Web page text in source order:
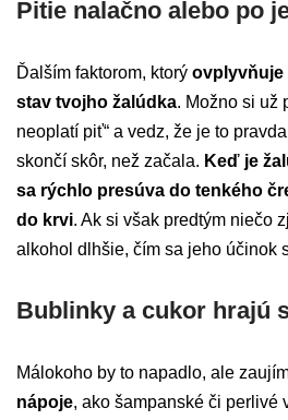
Pitie nalačno alebo po
Ďalším faktorom, ktorý
stav tvojho žalúdka. Možno si už
neoplatí piť“ a vedz, že je to
skončí skôr, než začala. Keď je
sa rýchlo presúva do tenkého
do krvi. Ak si však predtým niečo
alkohol dlhšie, čím sa jeho účinok
Bublinky a cukor hrajú
Málokoho by to napadlo, ale
nápoje, ako šampanské či perlivé